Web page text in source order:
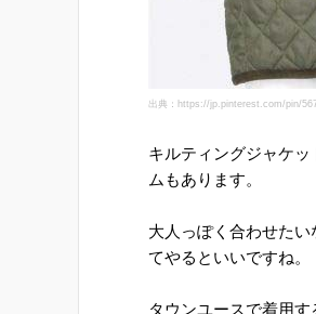
出典：https://jp.pinterest.com/pin/
キルティングジャケ
ムもあります。
大人っぽく合わせた
てやるといいですね。
タウンユースで着用